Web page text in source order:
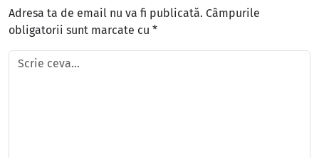
Adresa ta de email nu va fi publicată. Câmpurile
obligatorii sunt marcate cu *